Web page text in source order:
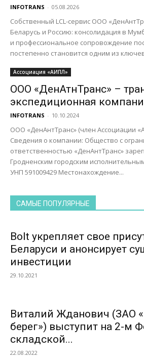
INFOTRANS - 05.08.2026
Собственный LCL-сервис ООО
Беларусь и Россию: консолидация в
и профессиональное сопровождение
постепенно становится одним из
Ассоциация «АИПЛ»
ООО «ДенАтнТранс» –
экспедиционная
INFOTRANS - 10.10.2024
ООО «ДенАнтТранс» (член Ассоциации
Сведения о компании: Общество с
ответственностью «ДенАнтТранс»
Гродненским городским
УНП 591009429 Местонахождение...
САМЫЕ ПОПУЛЯРНЫЕ
Bolt укрепляет свое
Беларуси и анонсирует
инвестиции
29.10.2021
Виталий Жданович (ЗАО
берег») выступит на 2-м
складской...
22.08.2022